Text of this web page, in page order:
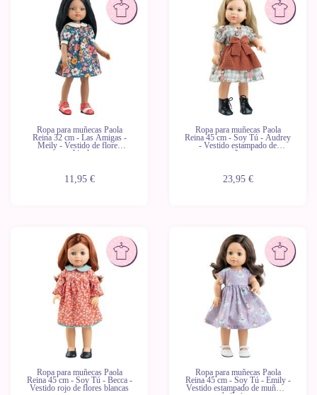
Ropa para muñecas Paola
Reina 32 cm - Las Amigas -
Meily - Vestido de flores
multicolor
11,95 €
Ropa para muñecas Paola
Reina 45 cm - Soy Tú - Audrey
- Vestido estampado de
muñecas
23,95 €
Ropa para muñecas Paola
Reina 45 cm - Soy Tú - Becca -
Vestido rojo de flores blancas
Ropa para muñecas Paola
Reina 45 cm - Soy Tú - Emily -
Vestido estampado de muñecas